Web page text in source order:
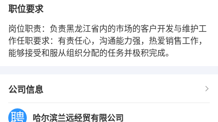
职位要求
岗位职责：负责黑龙江省内的市场的客户开发与维护工
作任职要求：有责任心，沟通能力强，热爱销售工作，
能够接受和服从组织分配的任务并极积完成。
公司信息
哈尔滨兰远经贸有限公司